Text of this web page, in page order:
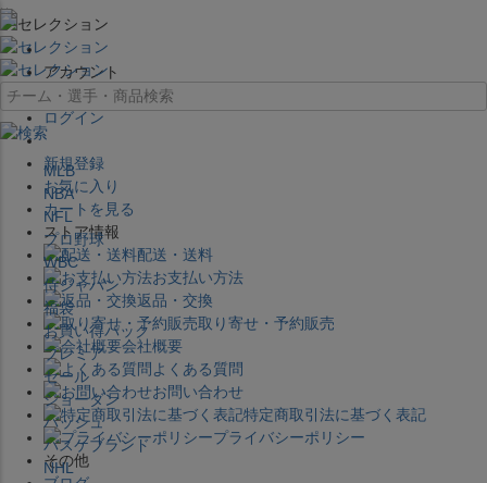
×
アカウント
ログイン
新規登録
お気に入り
カートを見る
ストア情報
配送・送料
お支払い方法
返品・交換
取り寄せ・予約販売
会社概要
よくある質問
お問い合わせ
特定商取引法に基づく表記
プライバシーポリシー
その他
MLB
NBA
NFL
プロ野球
WBC
侍ジャパン
福袋
お買い得パック
プレミア
セール
ジョーダン
バッシュ
バスケブランド
NHL